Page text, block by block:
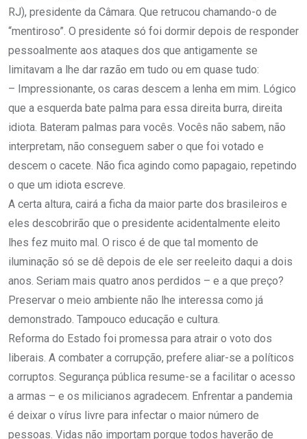
RJ), presidente da Câmara. Que retrucou chamando-o de
“mentiroso”. O presidente só foi dormir depois de responder
pessoalmente aos ataques dos que antigamente se
limitavam a lhe dar razão em tudo ou em quase tudo:
– Impressionante, os caras descem a lenha em mim. Lógico
que a esquerda bate palma para essa direita burra, direita
idiota. Bateram palmas para vocês. Vocês não sabem, não
interpretam, não conseguem saber o que foi votado e
descem o cacete. Não fica agindo como papagaio, repetindo
o que um idiota escreve.
A certa altura, cairá a ficha da maior parte dos brasileiros e
eles descobrirão que o presidente acidentalmente eleito
lhes fez muito mal. O risco é de que tal momento de
iluminação só se dê depois de ele ser reeleito daqui a dois
anos. Seriam mais quatro anos perdidos – e a que preço?
Preservar o meio ambiente não lhe interessa como já
demonstrado. Tampouco educação e cultura.
Reforma do Estado foi promessa para atrair o voto dos
liberais. A combater a corrupção, prefere aliar-se a políticos
corruptos. Segurança pública resume-se a facilitar o acesso
a armas – e os milicianos agradecem. Enfrentar a pandemia
é deixar o vírus livre para infectar o maior número de
pessoas. Vidas não importam porque todos haverão de